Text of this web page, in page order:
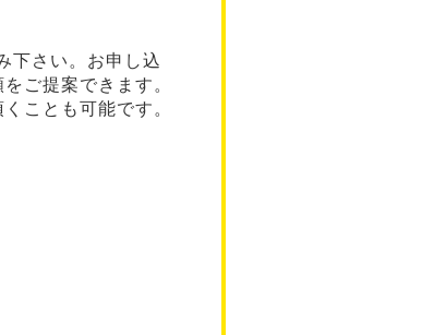
下さい。お申し込
ご提案できます。
ことも可能です。